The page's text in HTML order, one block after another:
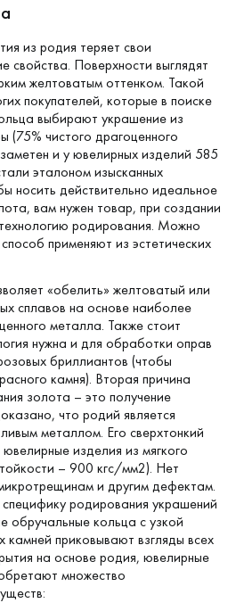
из родия теряет свои
свойства. Поверхности выглядят
желтоватым оттенком. Такой
покупателей, которые в поиске
выбирают украшение из
чистого драгоценного
и у ювелирных изделий 585
эталоном изысканных
носить действительно идеальное
вам нужен товар, при создании
родирования. Можно
применяют из эстетических
«обелить» желтоватый или
сплавов на основе наиболее
металла. Также стоит
нужна и для обработки оправ
бриллиантов (чтобы
камня). Вторая причина
золота – это получение
что родий является
металлом. Его сверхтонкий
изделия из мягкого
– 900 кгс/мм2). Нет
и другим дефектам.
родирования украшений
обручальные кольца с узкой
камней приковывают взгляды всех
на основе родия, ювелирные
множество